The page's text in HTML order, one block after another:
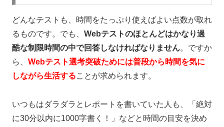
どんなテストも、時間をたっぷり使えばよい点数が取れ
るものです。でも、 Webテストのほとんどはかなり過
酷な制限時間の中で回答しなければなりません。ですか
ら、 Webテスト選考突破ためには普段から時間を気に
しながら生活することが求められます。
いつもはダラダラとレポートを書いていた人も、「絶対
に30分以内に1000字書く！」などと時間の目安を決め